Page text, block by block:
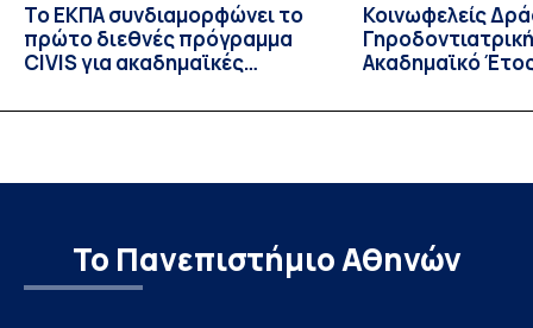
Το ΕΚΠΑ συνδιαμορφώνει το
πρώτο διεθνές πρόγραμμα
CIVIS για ακαδημαϊκές
Κοινωφελείς
Ακαδημαϊκό
Το Πανεπιστήμιο Αθηνών